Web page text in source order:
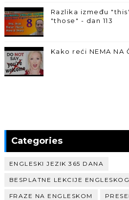
Razlika između
"those" - dan 113
Kako reći NEMA NA
Categories
ENGLESKI JEZIK 365 DANA
BESPLATNE LEKCIJE ENGLESKOG
FRAZE NA ENGLESKOM